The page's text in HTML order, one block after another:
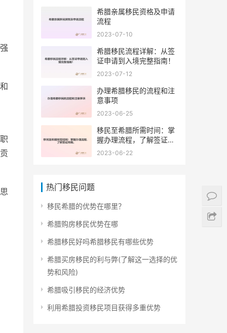
希腊亲属移民资格及申请
流程
2023-07-10
希腊移民流程详解：从签
证申请到入境完整指南！
2023-07-12
办理希腊移民的流程和注
意事项
2023-06-25
移民至希腊所需时间：掌
握办理流程，了解签证周
期。
2023-06-22
热门移民问题
移民希腊的优势在哪里？
希腊购房移民优势在哪
希腊移民好吗希腊移民有哪些优势
希腊买房移民的利与弊(了解这一选择的优
势和风险)
希腊吸引移民的经济优势
利用希腊投资移民项目获得多重优势